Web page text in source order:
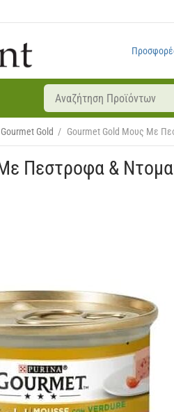
Gourmet Gold / Gourmet Gold Μους Με
Πεστροφα &